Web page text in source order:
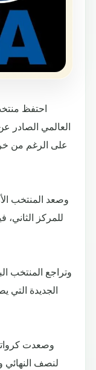
احتفظ
العالمي الصادر
على الرغم من
وصعد المنتخب
للمركز
وتراجع المنتخب
الجديدة التي
لنصف النهائي